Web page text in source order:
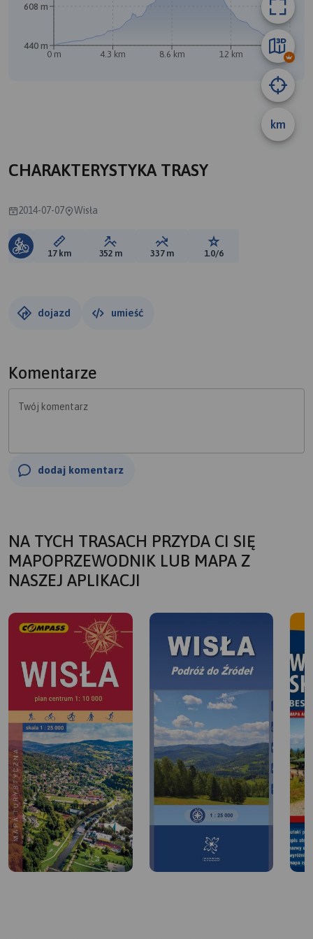
km
0 m 4.3 km 8.6 km 12 km 17 km
440 m
608 m
CHARAKTERYSTYKA TRASY
2014-07-07 Wisła
Długość trasy:
17 km Suma przewyższeń:
352 m Suma spadków:
337 m Ocena trasy:
1.0/6
dojazd umieść
Komentarze
Twój komentarz
dodaj komentarz
NA TYCH TRASACH PRZYDA CI SIĘ
MAPOPRZEWODNIK LUB MAPA Z
NASZEJ APLIKACJI